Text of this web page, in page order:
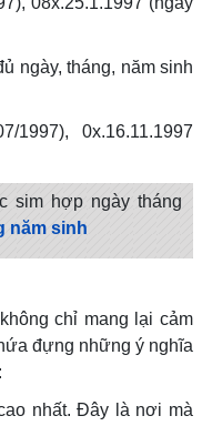
ngày, tháng, năm sinh
1997), 0x.16.11.1997
sim hợp ngày tháng
năm sinh
chỉ mang lại cảm
đựng những ý nghĩa
nhất. Đây là nơi mà